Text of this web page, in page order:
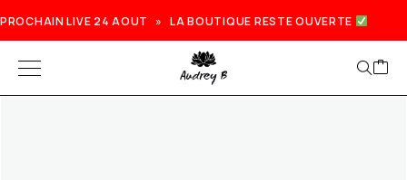
PROCHAIN LIVE 24 AOUT » LA BOUTIQUE RESTE OUVERTE